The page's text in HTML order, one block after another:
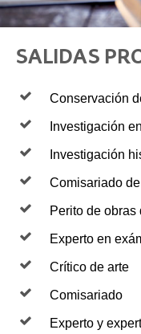
SALIDAS
Conservación
Investigación
Investigación
Comisariado
Perito de obras
Experto en
Crítico de arte
Comisariado
Experto y